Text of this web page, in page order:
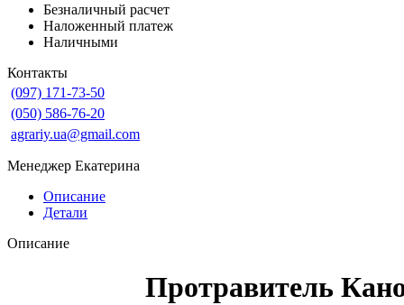
Безналичный расчет
Наложенный платеж
Наличными
Контакты
(097) 171-73-50
(050) 586-76-20
agrariy.ua@gmail.com
Менеджер Екатерина
Описание
Детали
Описание
Протравитель